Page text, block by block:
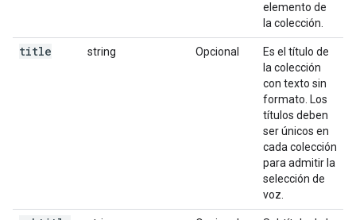
elemento de
la colección.
title string Opcional
Es el título de
la colección
con texto sin
formato. Los
títulos deben
ser únicos en
cada colección
para admitir la
selección de
voz.